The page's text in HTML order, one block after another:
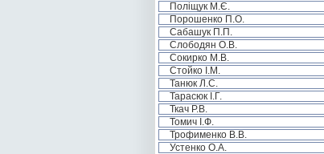
Поліщук М.Є.
Порошенко П.О.
Сабашук П.П.
Слободян О.В.
Сокирко М.В.
Стойко І.М.
Танюк Л.С.
Тарасюк І.Г.
Ткач Р.В.
Томич І.Ф.
Трофименко В.В.
Устенко О.А.